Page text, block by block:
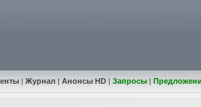
|Журнал |Анонсы HD |Запросы |